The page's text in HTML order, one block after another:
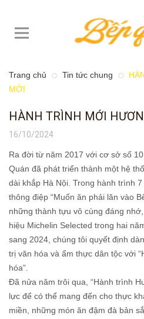
Trang chủ Tin tức chung
MỚI
HÀNH TRÌNH MỚI
16/10/2024
Ra đời từ năm 2017 với cơ sở số
Quán đã phát triển thành một hệ
dài khắp Hà Nội. Trong hành trình
thông điệp “Muốn ăn phải lăn vào
những thành tựu vô cùng đáng
hiệu Michelin Selected trong hai
sang 2024, chúng tôi quyết định
trị văn hóa và ẩm thực dân tộc với
hóa”.
Đã nửa năm trôi qua, “Hành trình
lực để có thể mang đến cho thực
miền, những món ăn đậm đà bản